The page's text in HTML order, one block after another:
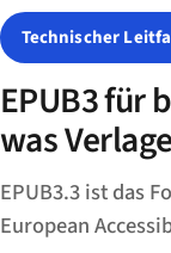
Technischer
EPUB3 für
was
EPUB3.3 ist das
European